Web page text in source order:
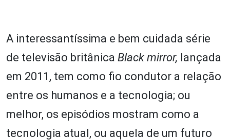
A interessantíssima e bem cuidada série
de televisão britânica Black mirror, lançada
em 2011, tem como fio condutor a relação
entre os humanos e a tecnologia; ou
melhor, os episódios mostram como a
tecnologia atual, ou aquela de um futuro